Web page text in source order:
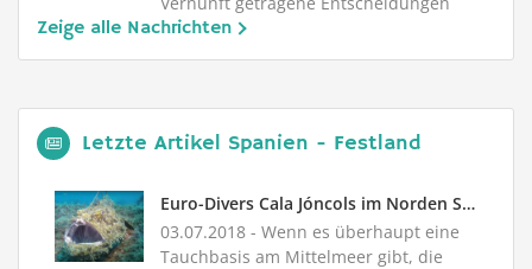
verhinde...
Zeige alle Nachrichten
Letzte Artikel Spanien - Festland
Euro-Divers Cala Jóncols im Norden Spaniens
03.07.2018 - Wenn es überhaupt eine
Tauchbasis am Mittelmeer gibt, die